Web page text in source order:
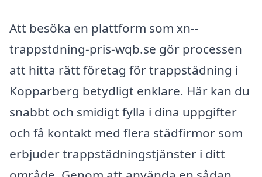
Att besöka en plattform som xn--
trappstdning-pris-wqb.se gör processen
att hitta rätt företag för trappstädning i
Kopparberg betydligt enklare. Här kan du
snabbt och smidigt fylla i dina uppgifter
och få kontakt med flera städfirmor som
erbjuder trappstädningstjänster i ditt